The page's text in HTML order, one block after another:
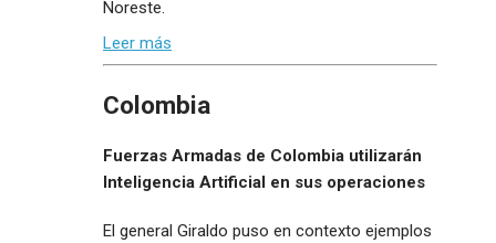
Noreste.
Leer más
Colombia
Fuerzas Armadas de Colombia utilizarán
Inteligencia Artificial en sus operaciones
El general Giraldo puso en contexto ejemplos